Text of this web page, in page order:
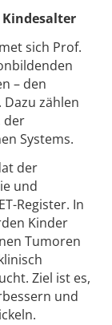
sich Prof.
– den
zählen
der
Systems.
der
und
Register. In
Kinder
Tumoren
Ziel ist es,
und